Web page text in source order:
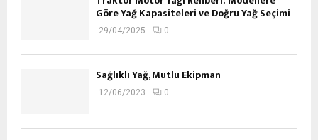
Göre Yağ Kapasiteleri ve Doğru Yağ Seçimi
29/04/2025 0
Sağlıklı Yağ, Mutlu Ekipman
12/06/2023 0